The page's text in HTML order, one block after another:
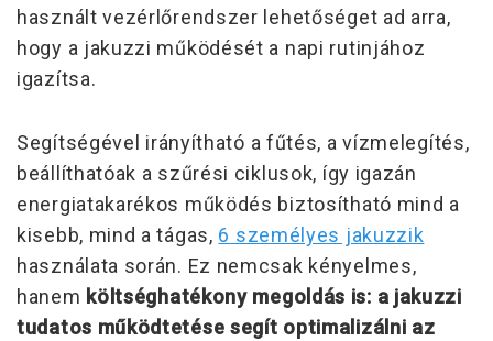
használt vezérlőrendszer lehetőséget ad arra,
hogy a jakuzzi működését a napi rutinjához
igazítsa.
Segítségével irányítható a fűtés, a vízmelegítés,
beállíthatóak a szűrési ciklusok, így igazán
energiatakarékos működés biztosítható mind a
kisebb, mind a tágas, 6 személyes jakuzzik
használata során. Ez nemcsak kényelmes,
hanem költséghatékony megoldás is: a jakuzzi
tudatos működtetése segít optimalizálni az